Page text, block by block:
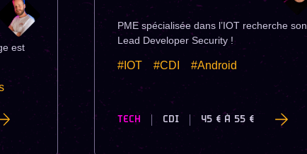
est
PME spécialisée dans l’IOT recherche son
Lead Developer Security !
#IOT #CDI #Android
TECH CDI 45 € À 55 €